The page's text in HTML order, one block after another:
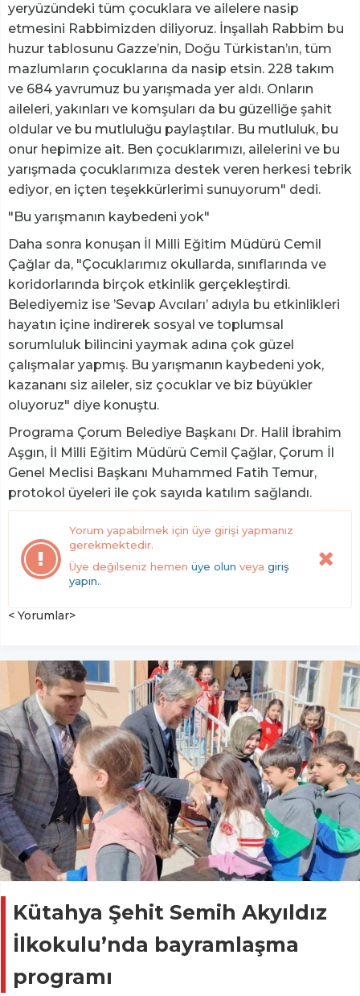
yeryüzündeki tüm çocuklara ve ailelere nasip
etmesini Rabbimizden diliyoruz. İnşallah Rabbim bu
huzur tablosunu Gazze’nin, Doğu Türkistan’ın, tüm
mazlumların çocuklarına da nasip etsin. 228 takım
ve 684 yavrumuz bu yarışmada yer aldı. Onların
aileleri, yakınları ve komşuları da bu güzelliğe şahit
oldular ve bu mutluluğu paylaştılar. Bu mutluluk, bu
onur hepimize ait. Ben çocuklarımızı, ailelerini ve bu
yarışmada çocuklarımıza destek veren herkesi tebrik
ediyor, en içten teşekkürlerimi sunuyorum" dedi.
"Bu yarışmanın kaybedeni yok"
Daha sonra konuşan İl Milli Eğitim Müdürü Cemil
Çağlar da, "Çocuklarımız okullarda, sınıflarında ve
koridorlarında birçok etkinlik gerçekleştirdi.
Belediyemiz ise ’Sevap Avcıları’ adıyla bu etkinlikleri
hayatın içine indirerek sosyal ve toplumsal
sorumluluk bilincini yaymak adına çok güzel
çalışmalar yapmış. Bu yarışmanın kaybedeni yok,
kazananı siz aileler, siz çocuklar ve biz büyükler
oluyoruz" diye konuştu.
Programa Çorum Belediye Başkanı Dr. Halil İbrahim
Aşgın, İl Milli Eğitim Müdürü Cemil Çağlar, Çorum İl
Genel Meclisi Başkanı Muhammed Fatih Temur,
protokol üyeleri ile çok sayıda katılım sağlandı.
Yorum yapabilmek için üye girişi yapmanız
gerekmektedir.
Üye değilseniz hemen üye olun veya giriş
yapın..
< Yorumlar>
Kütahya Şehit Semih Akyıldız
İlkokulu’nda bayramlaşma
programı